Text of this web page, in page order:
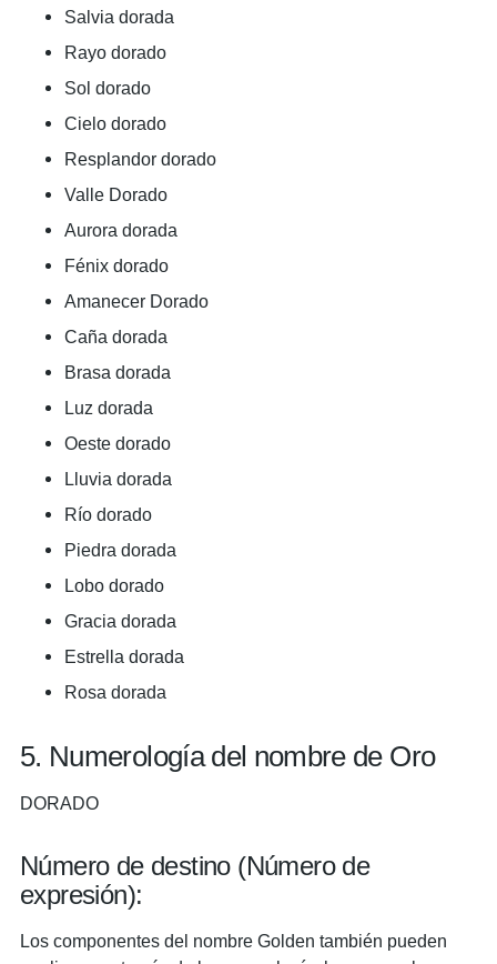
Salvia dorada
Rayo dorado
Sol dorado
Cielo dorado
Resplandor dorado
Valle Dorado
Aurora dorada
Fénix dorado
Amanecer Dorado
Caña dorada
Brasa dorada
Luz dorada
Oeste dorado
Lluvia dorada
Río dorado
Piedra dorada
Lobo dorado
Gracia dorada
Estrella dorada
Rosa dorada
5. Numerología del nombre de Oro
DORADO
Número de destino (Número de
expresión):
Los componentes del nombre Golden también pueden